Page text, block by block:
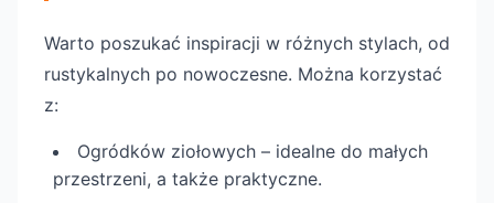
Warto poszukać inspiracji w różnych stylach, od
rustykalnych po nowoczesne. Można korzystać
z:
Ogródków ziołowych – idealne do małych
przestrzeni, a także praktyczne.